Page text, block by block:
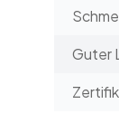
Guter